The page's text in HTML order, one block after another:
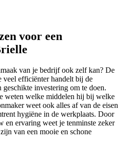
voor een
van je bedrijf ook zelf kan? De
veel efficiënter handelt bij de
geschikte investering om te doen.
weten welke middelen hij bij welke
weet ook alles af van de eisen
hygiëne in de werkplaats. Door
en ervaring weet je tenminste zeker
van een mooie en schone